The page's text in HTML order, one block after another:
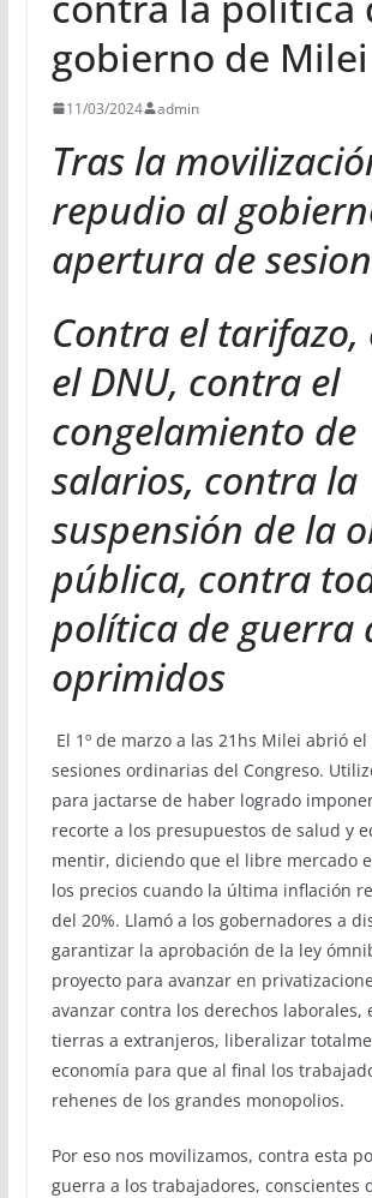
gobierno de Milei
11/03/2024 admin
Tras la
repudio al
apertura de
Contra el
el DNU, contra el
congelamiento de
salarios, contra la
suspensión de la
pública, contra
política de guerra
oprimidos
El 1º de marzo a las 21hs Milei abrió
sesiones ordinarias del Congreso.
para jactarse de haber logrado
recorte a los presupuestos de salud y
mentir, diciendo que el libre mercado
los precios cuando la última inflación
del 20%. Llamó a los gobernadores a
garantizar la aprobación de la ley
proyecto para avanzar en
avanzar contra los derechos laborales,
tierras a extranjeros, liberalizar
economía para que al final los
rehenes de los grandes monopolios.
Por eso nos movilizamos, contra esta
guerra a los trabajadores, conscientes